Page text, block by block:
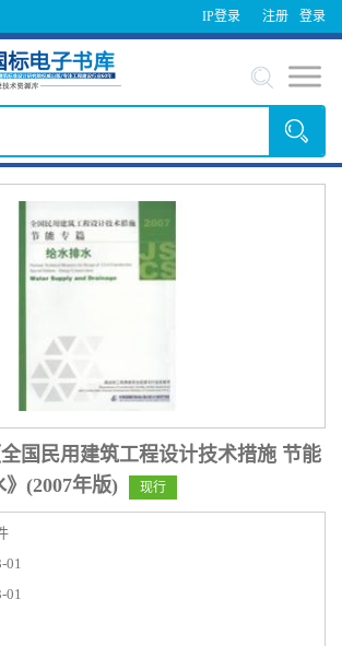
IP登录 登录
注册
全国民用建筑工程设计技术措施 节能
(2007年版)
现行
01
01